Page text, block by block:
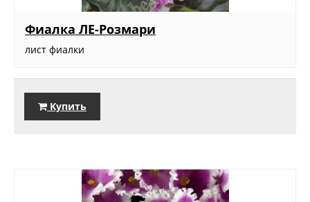
Фиалка ЛЕ-Розмари
лист фиалки
Купить